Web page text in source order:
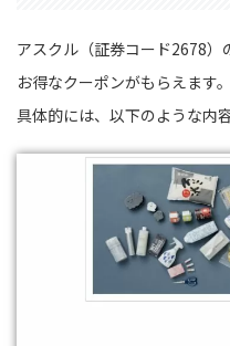
アスクル（証券コード2678）
お得なクーポンがもらえます。
具体的には、以下のような内容